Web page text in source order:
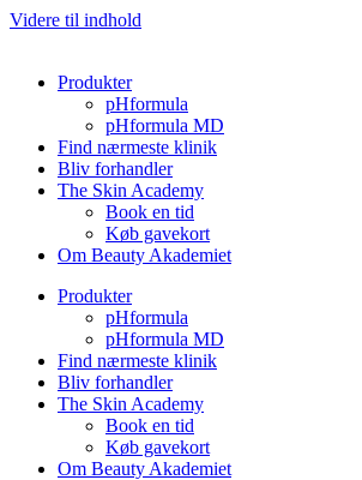
Videre til indhold
Produkter
pHformula
pHformula MD
Find nærmeste klinik
Bliv forhandler
The Skin Academy
Book en tid
Køb gavekort
Om Beauty Akademiet
Produkter
pHformula
pHformula MD
Find nærmeste klinik
Bliv forhandler
The Skin Academy
Book en tid
Køb gavekort
Om Beauty Akademiet